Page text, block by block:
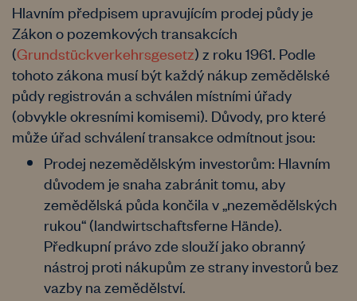
Hlavním předpisem upravujícím prodej půdy je
Zákon o pozemkových transakcích
(Grundstückverkehrsgesetz) z roku 1961. Podle
tohoto zákona musí být každý nákup zemědělské
půdy registrován a schválen místními úřady
(obvykle okresními komisemi). Důvody, pro které
může úřad schválení transakce odmítnout jsou:
Prodej nezemědělským investorům: Hlavním
důvodem je snaha zabránit tomu, aby
zemědělská půda končila v „nezemědělských
rukou“ (landwirtschaftsferne Hände).
Předkupní právo zde slouží jako obranný
nástroj proti nákupům ze strany investorů bez
vazby na zemědělství.